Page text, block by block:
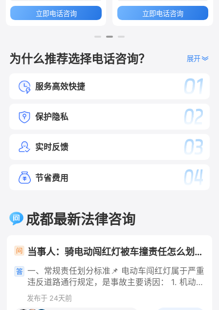
立即电话咨询 立即电话咨询
为什么推荐选择电话咨询？ 展开
服务高效快捷
保护隐私
实时反馈
节省费用
成都最新法律咨询
当事人：骑电动闯红灯被车撞责任怎么划分 帮问助手：你是哪一方？ 当事人：骑电动车方 帮问助手：报警了吗？认定书出了吗？责任怎么划分的？ 当事人：已报未定责 帮问助手：有没有人受伤？车损严重吗？ 当事人：有人受伤 帮问助手：伤到哪了？医疗费大概花了多少？ 当事人：轻伤
一、常规责任划分标准📌 电动车闯红灯属于严重
违反道路通行规定，是事故主要诱因： 1. 机动车
正常行驶、无超速、酒驾、分心驾驶等违法行
为：电动车主责（70%及以上），机动车次责
发布于 24天前